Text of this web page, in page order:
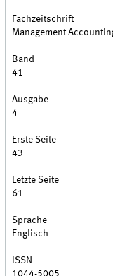
Fachzeitschrift
Management
Band
41
Ausgabe
4
Erste Seite
43
Letzte Seite
61
Sprache
Englisch
ISSN